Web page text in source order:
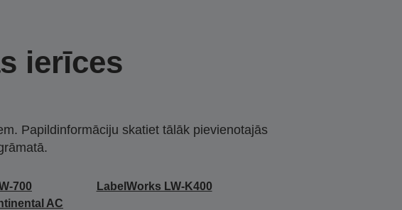
ierīces
Papildinformāciju skatiet tālāk pievienotajās
700
AC
LabelWorks LW-K400